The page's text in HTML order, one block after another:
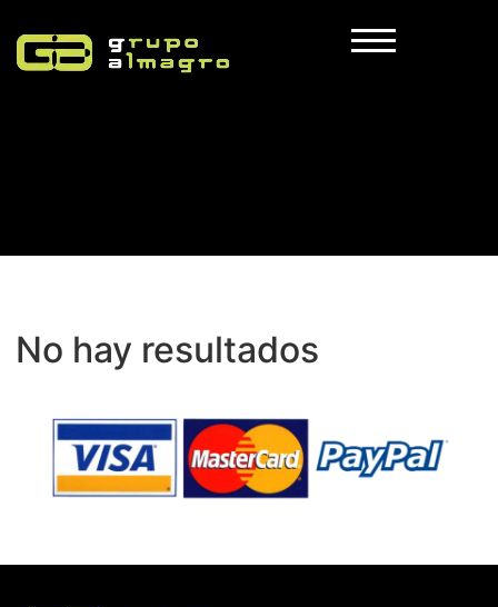
No hay resultados